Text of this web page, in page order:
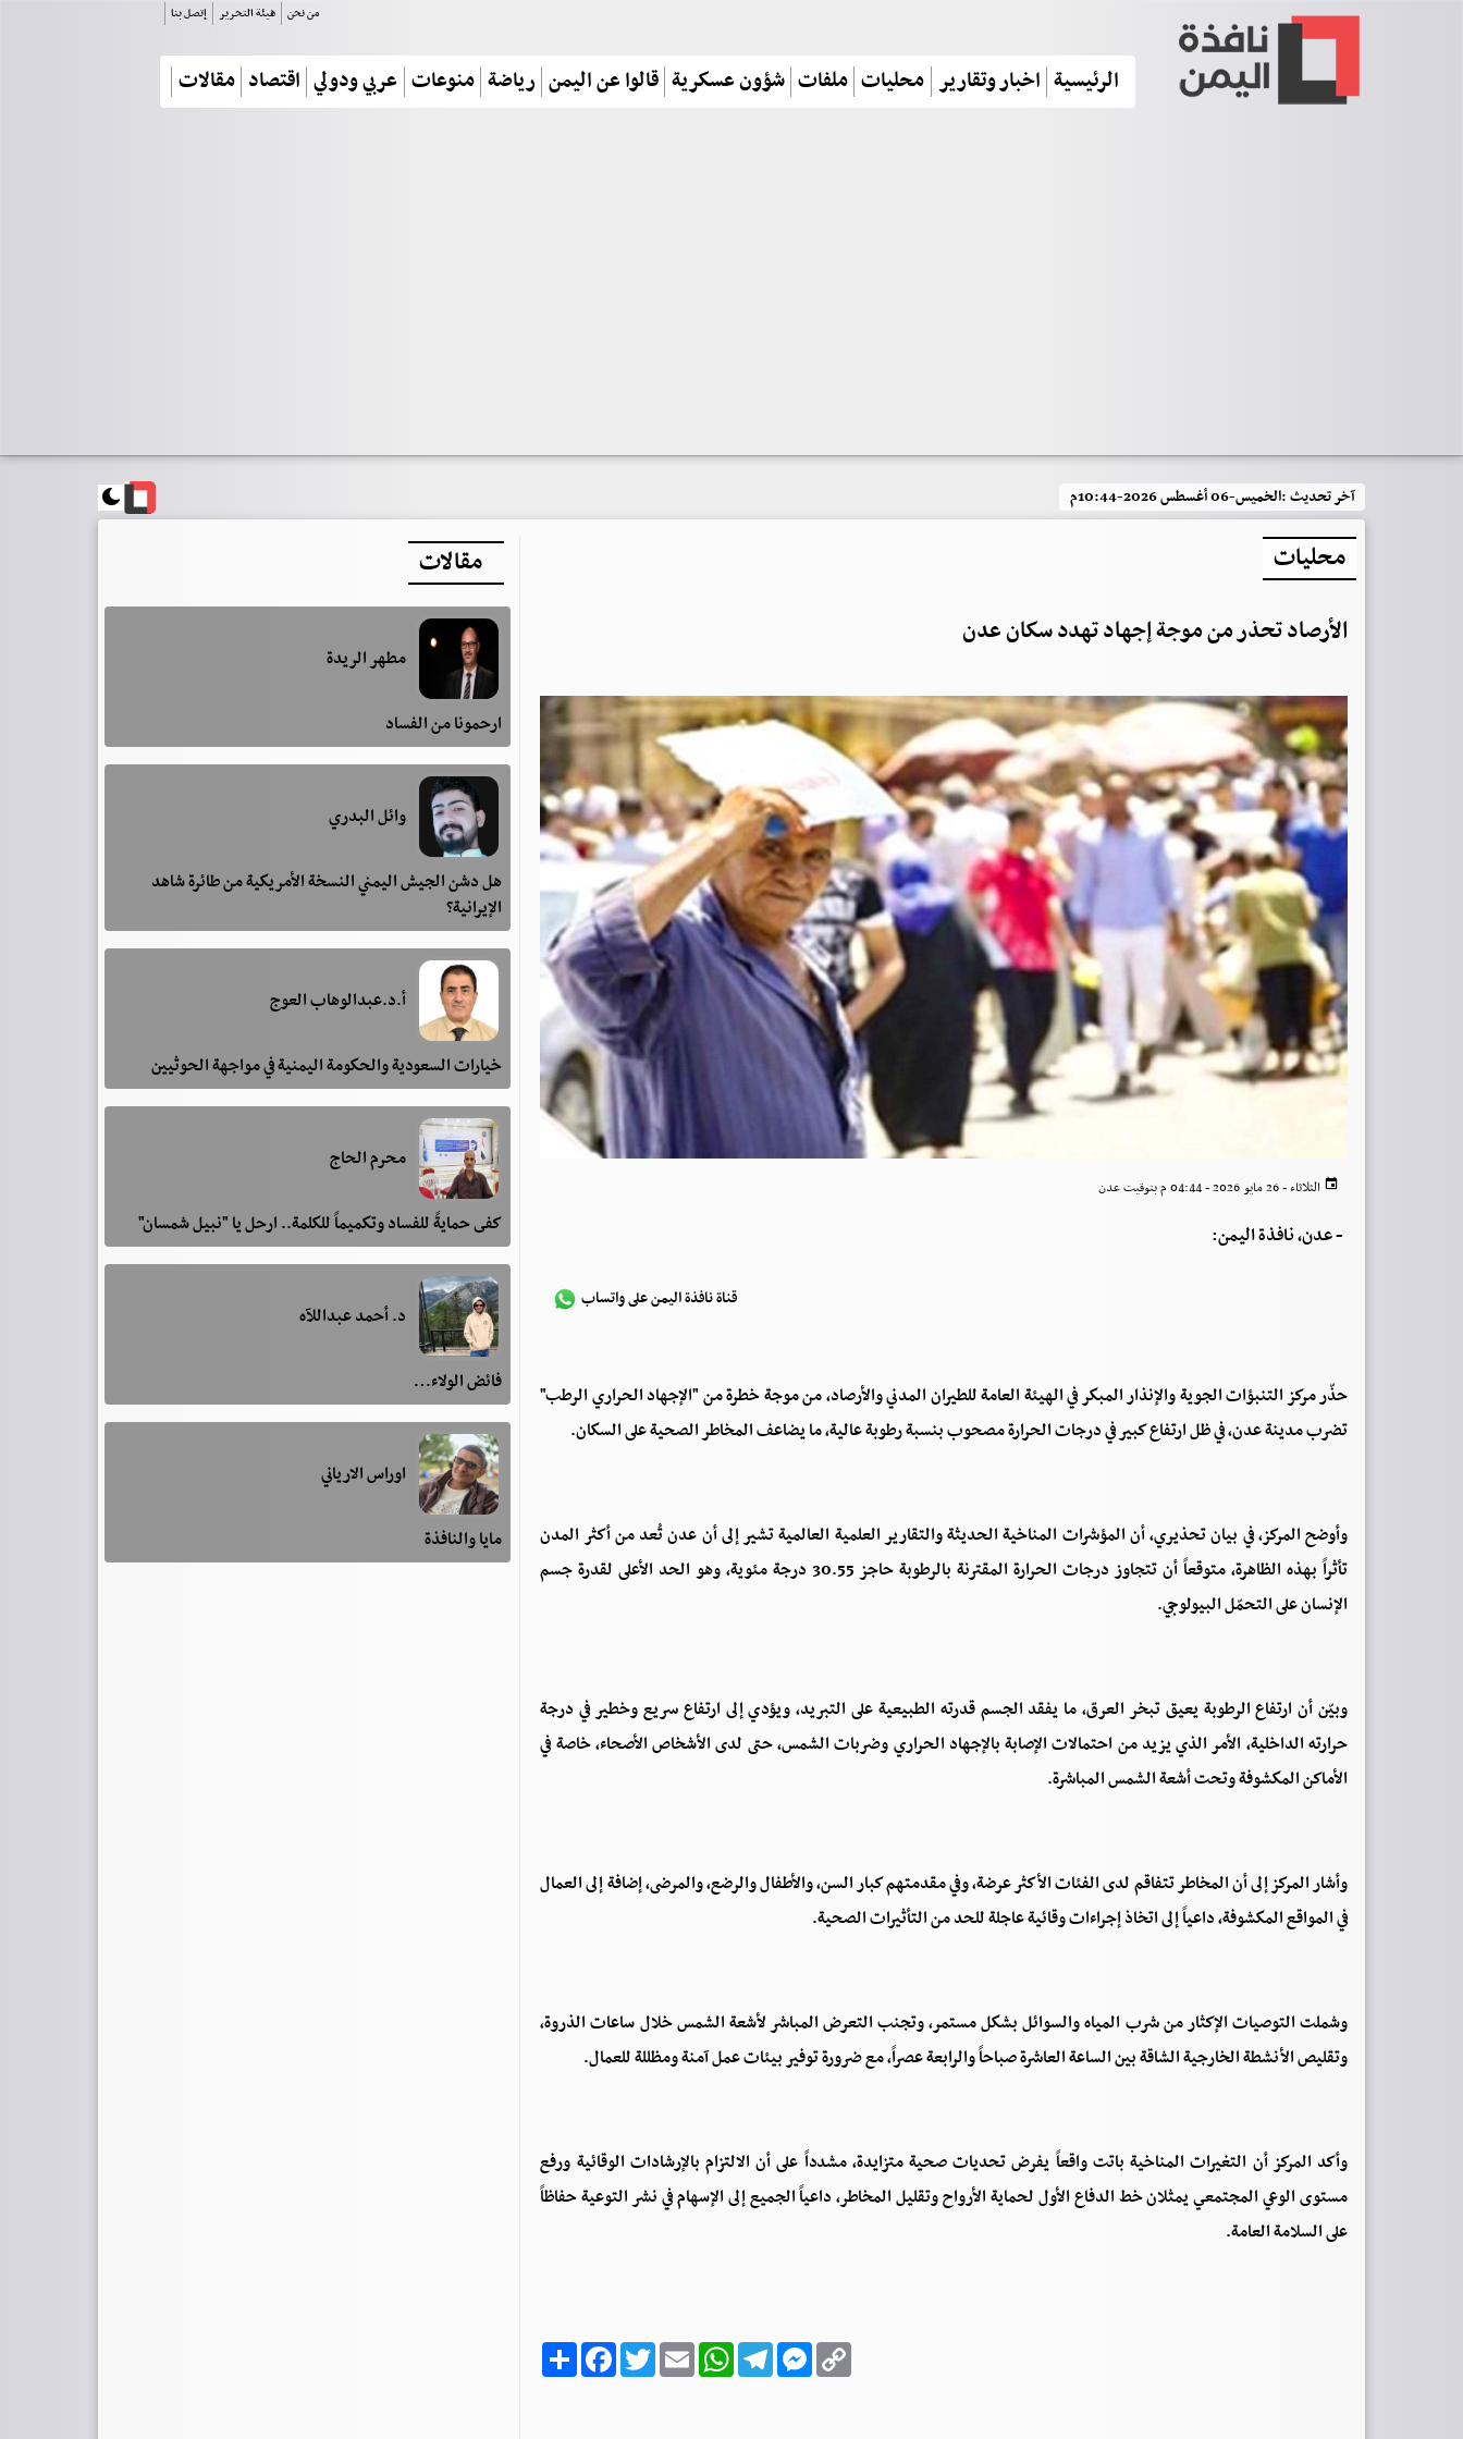
من نحن هيئة التحرير إتصل بنا
الرئيسية اخبار وتقارير محليات ملفات شؤون عسكرية قالوا عن اليمن رياضة منوعات عربي ودولي اقتصاد مقالات
آخر تحديث :الخميس-06 أغسطس 2026-10:44م
محليات
الأرصاد تحذر من موجة إجهاد تهدد سكان عدن
الثلاثاء - 26 مايو 2026 - 04:44 م بتوقيت عدن
-عدن، نافذة اليمن:
قناة نافذة اليمن على واتساب
حذّر مركز التنبؤات الجوية والإنذار المبكر في الهيئة العامة للطيران المدني والأرصاد، من موجة خطرة من "الإجهاد الحراري الرطب"
تضرب مدينة عدن، في ظل ارتفاع كبير في درجات الحرارة مصحوب بنسبة رطوبة عالية، ما يضاعف المخاطر الصحية على السكان.
وأوضح المركز، في بيان تحذيري، أن المؤشرات المناخية الحديثة والتقارير العلمية العالمية تشير إلى أن عدن تُعد من أكثر المدن
تأثراً بهذه الظاهرة، متوقعاً أن تتجاوز درجات الحرارة المقترنة بالرطوبة حاجز 30.55 درجة مئوية، وهو الحد الأعلى لقدرة جسم
الإنسان على التحمّل البيولوجي.
وبيّن أن ارتفاع الرطوبة يعيق تبخر العرق، ما يفقد الجسم قدرته الطبيعية على التبريد، ويؤدي إلى ارتفاع سريع وخطير في درجة
حرارته الداخلية، الأمر الذي يزيد من احتمالات الإصابة بالإجهاد الحراري وضربات الشمس، حتى لدى الأشخاص الأصحاء، خاصة في
الأماكن المكشوفة وتحت أشعة الشمس المباشرة.
وأشار المركز إلى أن المخاطر تتفاقم لدى الفئات الأكثر عرضة، وفي مقدمتهم كبار السن، والأطفال والرضع، والمرضى، إضافة إلى العمال
في المواقع المكشوفة، داعياً إلى اتخاذ إجراءات وقائية عاجلة للحد من التأثيرات الصحية.
وشملت التوصيات الإكثار من شرب المياه والسوائل بشكل مستمر، وتجنب التعرض المباشر لأشعة الشمس خلال ساعات الذروة،
وتقليص الأنشطة الخارجية الشاقة بين الساعة العاشرة صباحاً والرابعة عصراً، مع ضرورة توفير بيئات عمل آمنة ومظللة للعمال.
وأكد المركز أن التغيرات المناخية باتت واقعاً يفرض تحديات صحية متزايدة، مشدداً على أن الالتزام بالإرشادات الوقائية ورفع
مستوى الوعي المجتمعي يمثلان خط الدفاع الأول لحماية الأرواح وتقليل المخاطر، داعياً الجميع إلى الإسهام في نشر التوعية حفاظاً
على السلامة العامة.
ا
ن
ش
F
a
c
T
w
i
E
m
a
W
h
a
T
e
l
M
e
s
C
o
p
مقالات
مطهر الريدة
ارحمونا من الفساد
وائل البدري
هل دشن الجيش اليمني النسخة الأمريكية من طائرة شاهد
الإيرانية؟
أ.د.عبدالوهاب العوج
خيارات السعودية والحكومة اليمنية في مواجهة الحوثيين
محرم الحاج
كفى حمايةً للفساد وتكميماً للكلمة.. ارحل يا "نبيل شمسان"
د. أحمد عبداللآه
فائض الولاء…
اوراس الارياني
مايا والنافذة